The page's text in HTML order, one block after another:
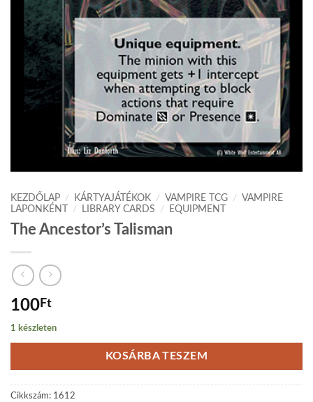
KEZDŐLAP / KÁRTYAJÁTÉKOK / VAMPIRE TCG /
VAMPIRE
LAPONKÉNT
/ LIBRARY CARDS / EQUIPMENT
The Ancestor’s Talisman
100Ft
1 készleten
KOSÁRBA TESZEM
Cikkszám: 1612